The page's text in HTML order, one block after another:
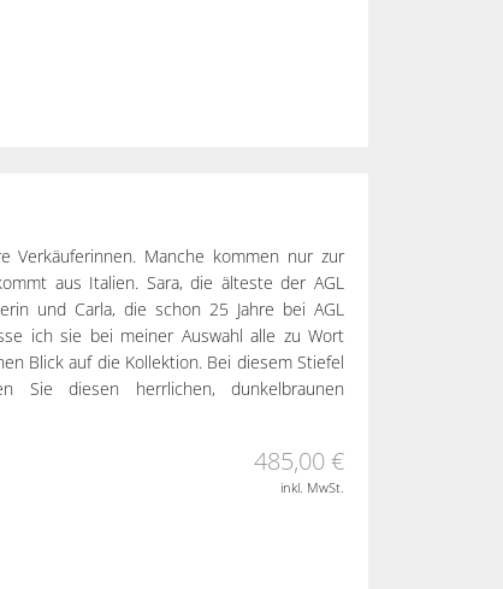
Verkäuferinnen. Manche kommen nur zur
aus Italien. Sara, die älteste der AGL
und Carla, die schon 25 Jahre bei AGL
ich sie bei meiner Auswahl alle zu Wort
Blick auf die Kollektion. Bei diesem Stiefel
Sie diesen herrlichen, dunkelbraunen
485,00 €
inkl. MwSt.